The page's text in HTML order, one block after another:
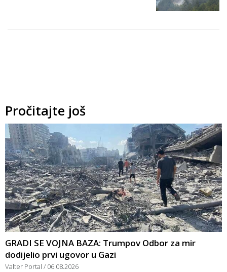
Pročitajte još
GRADI SE VOJNA BAZA: Trumpov Odbor za mir
dodijelio prvi ugovor u Gazi
Valter Portal 06.08.2026